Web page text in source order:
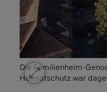
Die Familienheim-
Heimatschutz war